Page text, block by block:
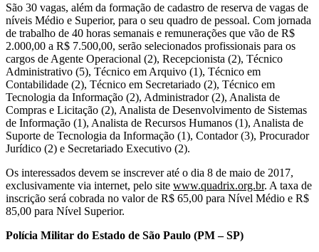
São 30 vagas, além da formação de cadastro de reserva de vagas de
níveis Médio e Superior, para o seu quadro de pessoal. Com jornada
de trabalho de 40 horas semanais e remunerações que vão de R$
2.000,00 a R$ 7.500,00, serão selecionados profissionais para os
cargos de Agente Operacional (2), Recepcionista (2), Técnico
Administrativo (5), Técnico em Arquivo (1), Técnico em
Contabilidade (2), Técnico em Secretariado (2), Técnico em
Tecnologia da Informação (2), Administrador (2), Analista de
Compras e Licitação (2), Analista de Desenvolvimento de Sistemas
de Informação (1), Analista de Recursos Humanos (1), Analista de
Suporte de Tecnologia da Informação (1), Contador (3), Procurador
Jurídico (2) e Secretariado Executivo (2).
Os interessados devem se inscrever até o dia 8 de maio de 2017,
exclusivamente via internet, pelo site www.quadrix.org.br. A taxa de
inscrição será cobrada no valor de R$ 65,00 para Nível Médio e R$
85,00 para Nível Superior.
Polícia Militar do Estado de São Paulo (PM – SP)